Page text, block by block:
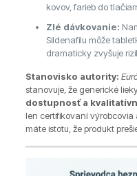
kovov, farieb do
Zlé dávkovanie:
Sildenafilu môže
dramaticky zvyšuje
Stanovisko autority:
stanovuje, že generické
dostupnosť a
len certifikovaní výrobcovia
máte istotu, že produkt